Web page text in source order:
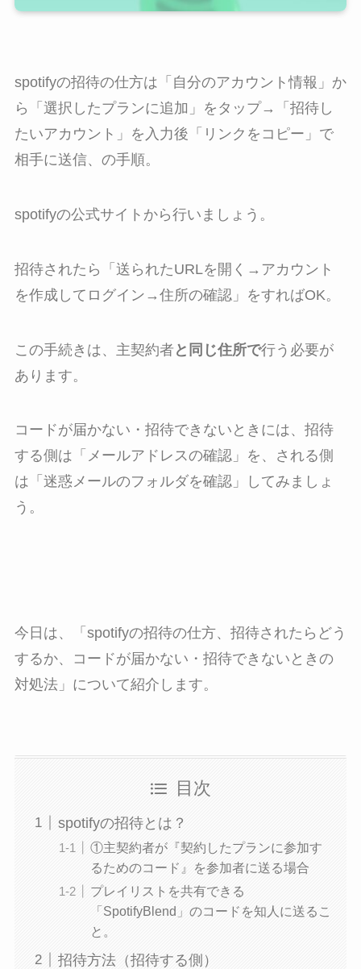
spotifyの招待の仕方は「自分のアカウント情報」か
ら「選択したプランに追加」をタップ→「招待し
たいアカウント」を入力後「リンクをコピー」で
相手に送信、の手順。
spotifyの公式サイトから行いましょう。
招待されたら「送られたURLを開く→アカウント
を作成してログイン→住所の確認」をすればOK。
この手続きは、主契約者と同じ住所で行う必要が
あります。
コードが届かない・招待できないときには、招待
する側は「メールアドレスの確認」を、される側
は「迷惑メールのフォルダを確認」してみましょ
う。
今日は、「spotifyの招待の仕方、招待されたらどう
するか、コードが届かない・招待できないときの
対処法」について紹介します。
目次
spotifyの招待とは？
①主契約者が『契約したプランに参加す
るためのコード』を参加者に送る場合
プレイリストを共有できる
「SpotifyBlend」のコードを知人に送るこ
と。
招待方法（招待する側）